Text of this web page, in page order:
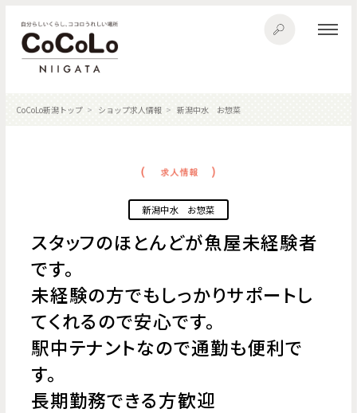
CoCoLo新潟トップ ショップ求人情報 新潟中水 お惣菜
新潟中水 お惣菜
スタッフのほとんどが魚屋未経験者
です。
未経験の方でもしっかりサポートし
てくれるので安心です。
駅中テナントなので通勤も便利で
す。
長期勤務できる方歓迎